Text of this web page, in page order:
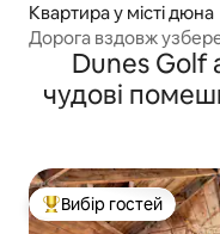
Квартира у місті дюна
Дорога вздовж
Dunes Golf
чудові
Топ вибір гостей
Вибір гостей